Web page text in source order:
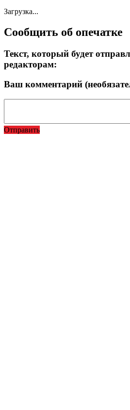
Загрузка...
Сообщить об опечатке
Текст, который будет
редакторам:
Ваш комментарий
Отправить